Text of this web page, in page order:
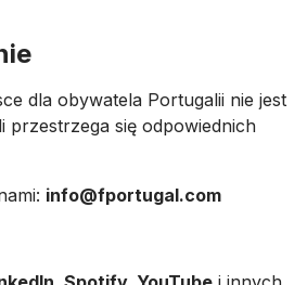
dla obywatela Portugalii nie jest
przestrzega się odpowiednich
info@fportugal.com